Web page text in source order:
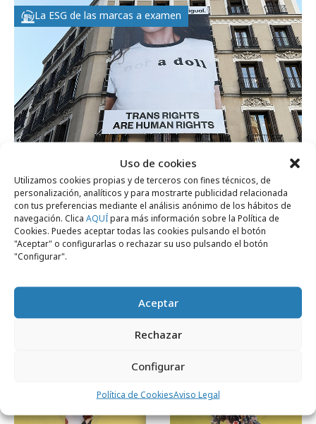
Uso de cookies
Utilizamos cookies propias y de terceros con fines técnicos, de
personalización, analíticos y para mostrarte publicidad relacionada
con tus preferencias mediante el análisis anónimo de los hábitos de
navegación. Clica AQUÍpara más información sobre la Política de
Cookies. Puedes aceptar todas las cookies pulsando el botón
"Aceptar" o configurarlas o rechazar su uso pulsando el botón
"Configurar".
Aceptar
Rechazar
Configurar
Política de CookiesAviso Legal
La ESG de las marcas a examen
miércoles, 17 de septiembre 2025
Desigual y la polémica alrededor de su
campaña “A doll”